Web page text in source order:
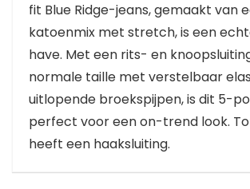
fit Blue Ridge-jeans, gemaakt van
katoenmix met stretch, is een
have. Met een rits- en
normale taille met verstelbaar
uitlopende broekspijpen, is dit 5-
perfect voor een on-trend look.
heeft een haaksluiting.